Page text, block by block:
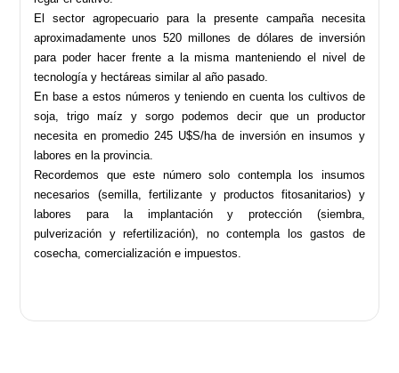
El sector agropecuario para la presente campaña necesita
aproximadamente unos 520 millones de dólares de inversión
para poder hacer frente a la misma manteniendo el nivel de
tecnología y hectáreas similar al año pasado.
En base a estos números y teniendo en cuenta los cultivos de
soja, trigo maíz y sorgo podemos decir que un productor
necesita en promedio 245 U$S/ha de inversión en insumos y
labores en la provincia.
Recordemos que este número solo contempla los insumos
necesarios (semilla, fertilizante y productos fitosanitarios) y
labores para la implantación y protección (siembra,
pulverización y refertilización), no contempla los gastos de
cosecha, comercialización e impuestos.